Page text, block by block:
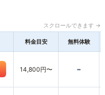
スクロールできます →
料金目安 無料体験
14,800円〜 -